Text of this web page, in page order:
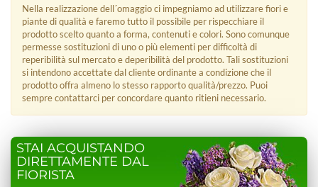
Nella realizzazione dell´omaggio ci impegniamo ad utilizzare fiori e
piante di qualità e faremo tutto il possibile per rispecchiare il
prodotto scelto quanto a forma, contenuti e colori. Sono comunque
permesse sostituzioni di uno o più elementi per difficoltà di
reperibilità sul mercato e deperibilità del prodotto. Tali sostituzioni
si intendono accettate dal cliente ordinante a condizione che il
prodotto offra almeno lo stesso rapporto qualità/prezzo. Puoi
sempre contattarci per concordare quanto ritieni necessario.
STAI ACQUISTANDO
DIRETTAMENTE DAL
FIORISTA